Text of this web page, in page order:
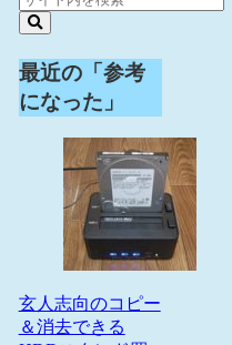
最近の「参考
になった」
玄人志向のコピー
＆消去できる